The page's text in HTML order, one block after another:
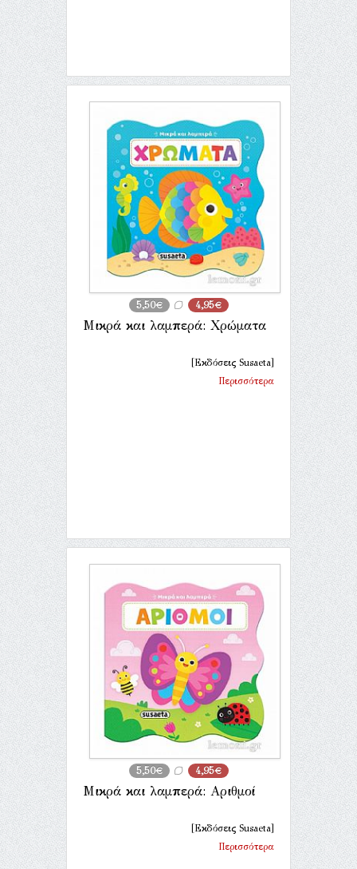
5,50€ 4,95€
Μικρά και λαμπερά: Χρώματα
[Εκδόσεις Susaeta]
Περισσότερα
5,50€ 4,95€
Μικρά και λαμπερά: Αριθμοί
[Εκδόσεις Susaeta]
Περισσότερα